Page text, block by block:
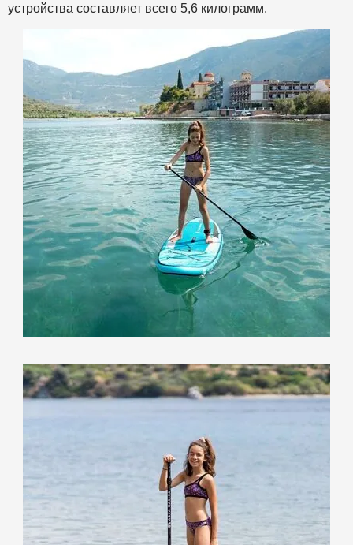
устройства составляет всего 5,6 килограмм.